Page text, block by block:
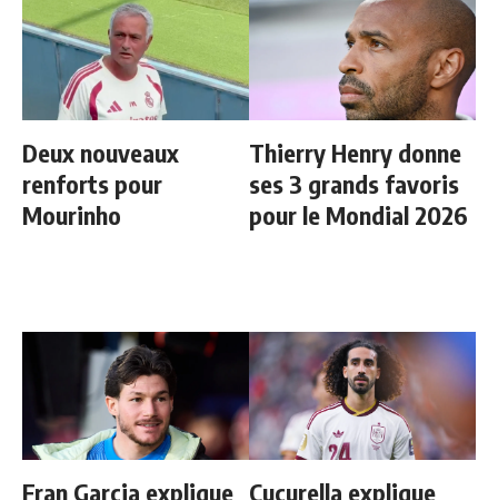
Deux nouveaux
renforts pour
Mourinho
Thierry Henry donne
ses 3 grands favoris
pour le Mondial 2026
Fran Garcia explique Cucurella explique